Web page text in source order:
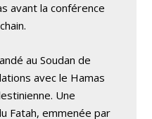
avant la conférence
au Soudan de
avec le Hamas
Une
Fatah, emmenée par